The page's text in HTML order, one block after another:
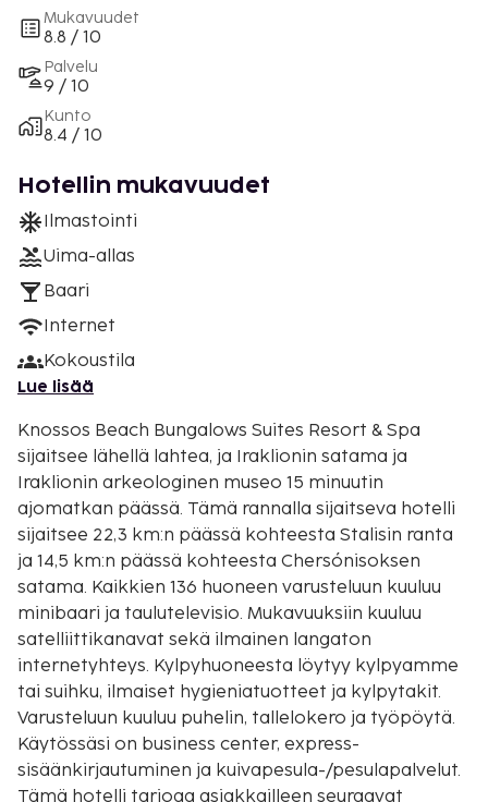
Mukavuudet
8.8 / 10
Palvelu
9 / 10
Kunto
8.4 / 10
Hotellin mukavuudet
Ilmastointi
Uima-allas
Baari
Internet
Kokoustila
Lue lisää
Knossos Beach Bungalows Suites Resort & Spa
sijaitsee lähellä lahtea, ja Iraklionin satama ja
Iraklionin arkeologinen museo 15 minuutin
ajomatkan päässä. Tämä rannalla sijaitseva hotelli
sijaitsee 22,3 km:n päässä kohteesta Stalisin ranta
ja 14,5 km:n päässä kohteesta Chersónisoksen
satama. Kaikkien 136 huoneen varusteluun kuuluu
minibaari ja taulutelevisio. Mukavuuksiin kuuluu
satelliittikanavat sekä ilmainen langaton
internetyhteys. Kylpyhuoneesta löytyy kylpyamme
tai suihku, ilmaiset hygieniatuotteet ja kylpytakit.
Varusteluun kuuluu puhelin, tallelokero ja työpöytä.
Käytössäsi on business center, express-
sisäänkirjautuminen ja kuivapesula-/pesulapalvelut.
Tämä hotelli tarjoaa asiakkailleen seuraavat